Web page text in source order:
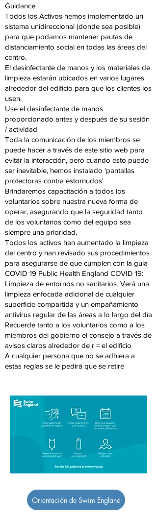
Guidance
Todos los Activos hemos implementado un
sistema unidireccional (donde sea posible)
para que podamos mantener pautas de
distanciamiento social en todas las áreas del
centro.
El desinfectante de manos y los materiales de
limpieza estarán ubicados en varios lugares
alrededor del edificio para que los clientes los
usen.
Use el desinfectante de manos
proporcionado antes y después de su sesión
/ actividad
Toda la comunicación de los miembros se
puede hacer a través de este sitio web para
evitar la interacción, pero cuando esto puede
ser inevitable, hemos instalado 'pantallas
protectoras contra estornudos'
Brindaremos capacitación a todos los
voluntarios sobre nuestra nueva forma de
operar, asegurando que la seguridad tanto
de los voluntarios como del equipo sea
siempre una prioridad.
Todos los activos han aumentado la limpieza
del centro y han revisado sus procedimientos
para asegurarse de que cumplen con la guía
COVID 19 Public Health England COVID 19:
Limpieza de entornos no sanitarios. Verá una
limpieza enfocada adicional de cualquier
superficie compartida y un empañamiento
antivirus regular de las áreas a lo largo del día
Recuerde tanto a los voluntarios como a los
miembros del gobierno el consejo a través de
avisos claros alrededor de r = el edificio
A cualquier persona que no se adhiera a
estas reglas se le pedirá que se retire
Orientación de Swim England